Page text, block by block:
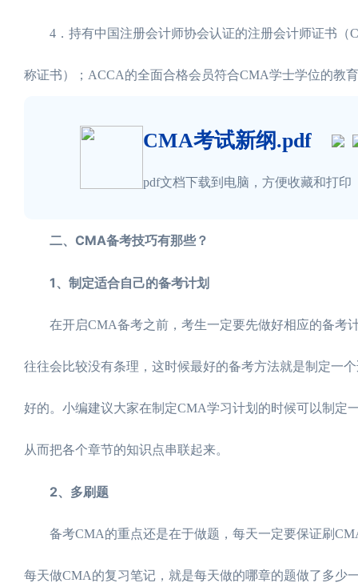
4．持有中国注册会计师协会认证的注册会计师证书（
称证书）；ACCA的全面合格会员符合CMA学士学位的教
CMA考试新纲.pdf
pdf文档下载到电脑，方便收藏和打印
二、CMA备考技巧有那些？
1、制定适合自己的备考计划
在开启CMA备考之前，考生一定要先做好相应的备考
往往会比较没有条理，这时候最好的备考方法就是制定一
好的。小编建议大家在制定CMA学习计划的时候可以制定
从而把各个章节的知识点串联起来。
2、多刷题
备考CMA的重点还是在于做题，每天一定要保证刷
每天做CMA的复习笔记，就是每天做的哪章的题做了多少